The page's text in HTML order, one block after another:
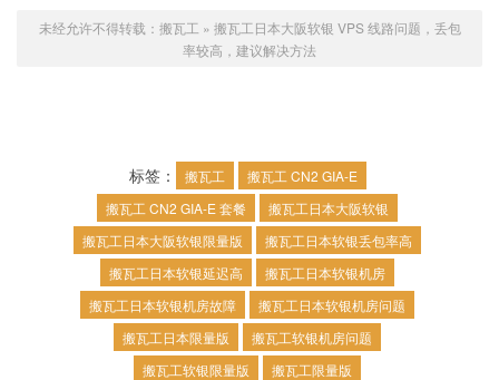
未经允许不得转载： 搬瓦工 » 搬瓦工日本大阪软银 VPS 线路问题，丢包
率较高，建议解决方法
标签： 搬瓦工
搬瓦工 CN2 GIA-E
搬瓦工 CN2 GIA-E 套餐
搬瓦工日本大阪软银
搬瓦工日本大阪软银限量版
搬瓦工日本软银丢包率高
搬瓦工日本软银延迟高
搬瓦工日本软银机房
搬瓦工日本软银机房故障
搬瓦工日本软银机房问题
搬瓦工日本限量版
搬瓦工软银机房问题
搬瓦工软银限量版
搬瓦工限量版